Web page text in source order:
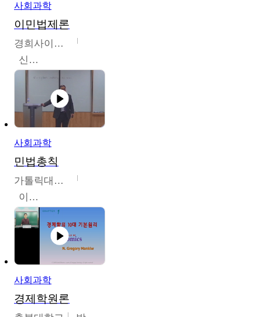
사회과학
이민법제론
경희사이버대학교
신광수
사회과학
민법총칙
가톨릭대학교
이홍민
사회과학
경제학원론